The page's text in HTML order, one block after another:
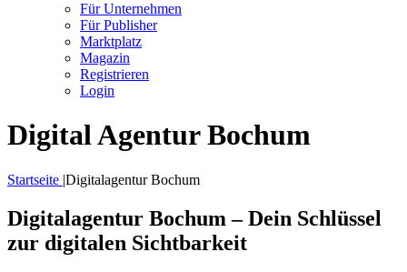
Für Unternehmen
Für Publisher
Marktplatz
Magazin
Registrieren
Login
Digital Agentur Bochum
Startseite |Digitalagentur Bochum
Digitalagentur Bochum – Dein Schlüssel
zur digitalen Sichtbarkeit